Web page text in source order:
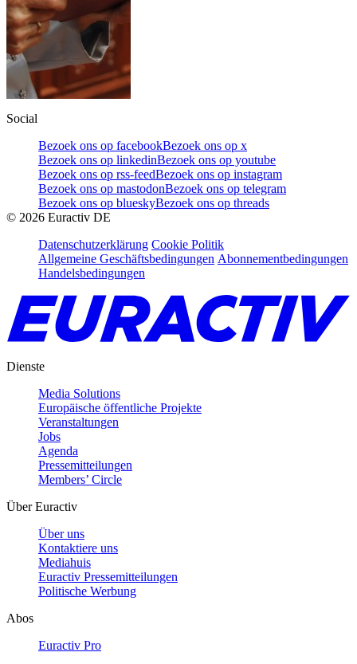
Social
Bezoek ons op facebookBezoek ons op x
Bezoek ons op linkedinBezoek ons op youtube
Bezoek ons op rss-feedBezoek ons op instagram
Bezoek ons op mastodonBezoek ons op telegram
Bezoek ons op blueskyBezoek ons op threads
© 2026 Euractiv DE
Datenschutzerklärung Cookie Politik
Allgemeine Geschäftsbedingungen Abonnementbedingungen
Handelsbedingungen
Dienste
Media Solutions
Europäische öffentliche Projekte
Veranstaltungen
Jobs
Agenda
Pressemitteilungen
Members’ Circle
Über Euractiv
Über uns
Kontaktiere uns
Mediahuis
Euractiv Pressemitteilungen
Politische Werbung
Abos
Euractiv Pro